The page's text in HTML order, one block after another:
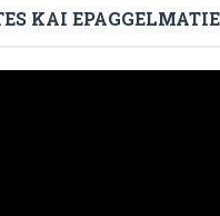
KAI